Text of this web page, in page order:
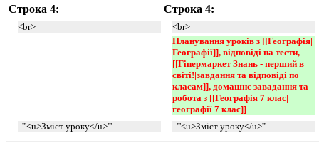
Строка 4:
Строка 4:
<br> <br>
+
Планування уроків з [[Географія|
Географії]], відповіді на тести,
[[Гіпермаркет Знань - перший в
світі!|завдання та відповіді по
класам]], домашнє завадання та
робота з [[Географія 7 клас|
географії 7 клас]]
'''<u>Зміст уроку</u>'''
'''<u>Зміст уроку</u>'''